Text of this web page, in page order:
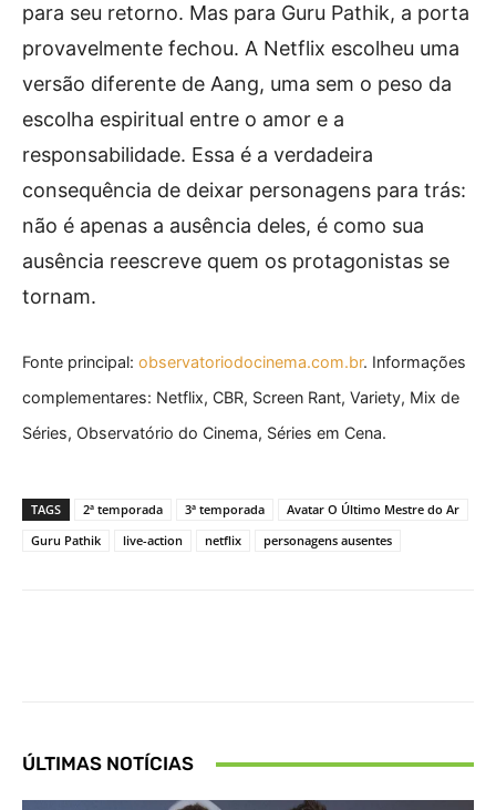
para seu retorno. Mas para Guru Pathik, a porta
provavelmente fechou. A Netflix escolheu uma
versão diferente de Aang, uma sem o peso da
escolha espiritual entre o amor e a
responsabilidade. Essa é a verdadeira
consequência de deixar personagens para trás:
não é apenas a ausência deles, é como sua
ausência reescreve quem os protagonistas se
tornam.
Fonte principal: observatoriodocinema.com.br. Informações
complementares: Netflix, CBR, Screen Rant, Variety, Mix de
Séries, Observatório do Cinema, Séries em Cena.
TAGS 2ª temporada 3ª temporada
Avatar O Último Mestre do Ar
Guru Pathik
live-action netflix personagens ausentes
ÚLTIMAS NOTÍCIAS